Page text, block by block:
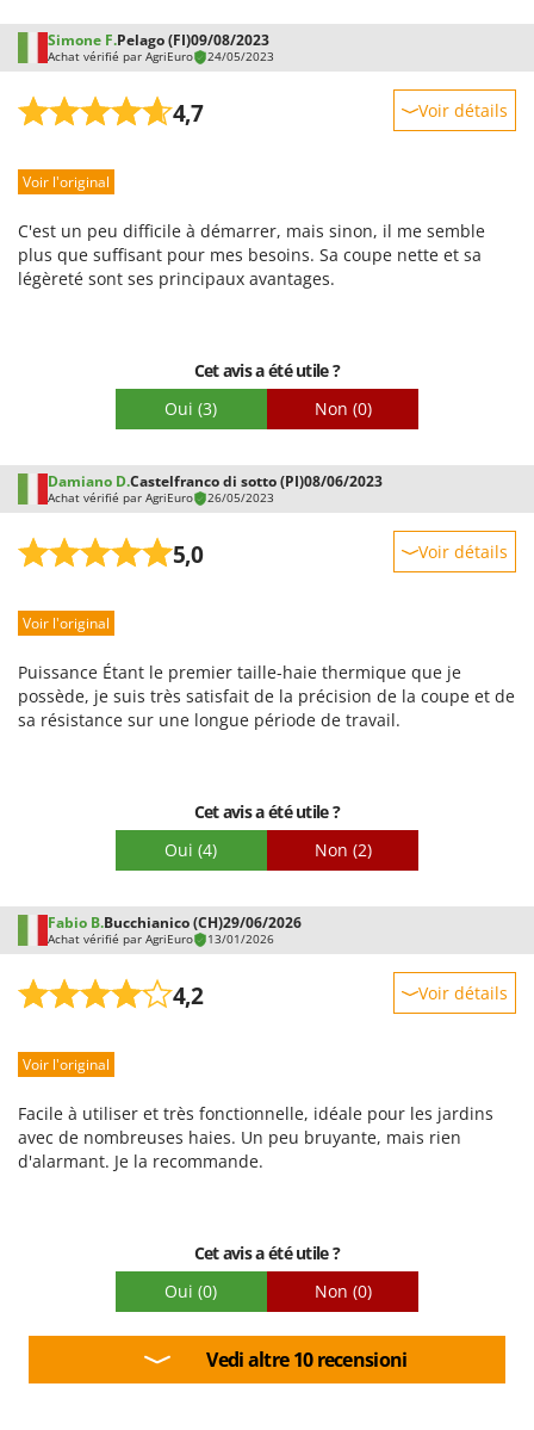
Simone F.Pelago (FI)09/08/2023
Achat vérifié par AgriEuro 24/05/2023
4,7 Voir détails
Prestations
Qualité / Prix
Facilité de montage
Voir l'original
C'est un peu difficile à démarrer, mais sinon, il me semble
plus que suffisant pour mes besoins. Sa coupe nette et sa
légèreté sont ses principaux avantages.
Cet avis a été utile ?
Oui (3) Non (0)
Damiano D.Castelfranco di sotto (PI)08/06/2023
Achat vérifié par AgriEuro 26/05/2023
5,0 Voir détails
Prestations
Facilité d'utilisation
Qualité / Prix
Facilité de montage
Voir l'original
Puissance Étant le premier taille-haie thermique que je
possède, je suis très satisfait de la précision de la coupe et de
sa résistance sur une longue période de travail.
Cet avis a été utile ?
Oui (4) Non (2)
Fabio B.Bucchianico (CH)29/06/2026
Achat vérifié par AgriEuro 13/01/2026
4,2 Voir détails
Prestations
Qualité / Prix
Facilité de montage
Voir l'original
Facile à utiliser et très fonctionnelle, idéale pour les jardins
avec de nombreuses haies. Un peu bruyante, mais rien
d'alarmant. Je la recommande.
Cet avis a été utile ?
Oui (0) Non (0)
Vedi altre 10 recensioni